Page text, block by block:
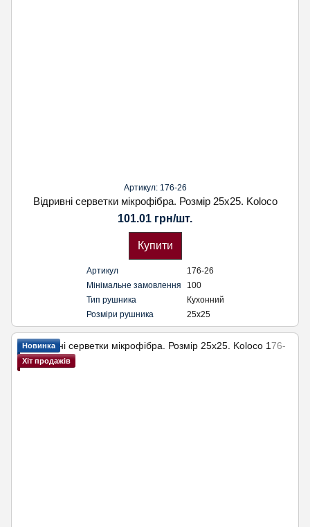
Артикул: 176-26
Відривні серветки мікрофібра. Розмір 25х25. Koloco
101.01 грн/шт.
Купити
Артикул
176-26
Мінімальне замовлення
100
Тип рушника
Кухонний
Розміри рушника
25х25
Новинка
Хіт продажів